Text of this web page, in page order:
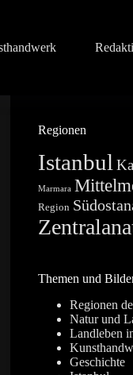
Regionen
Istanbul
Marmara
Region
Themen und
Regionen
Natur und
Landleben
Geschichte